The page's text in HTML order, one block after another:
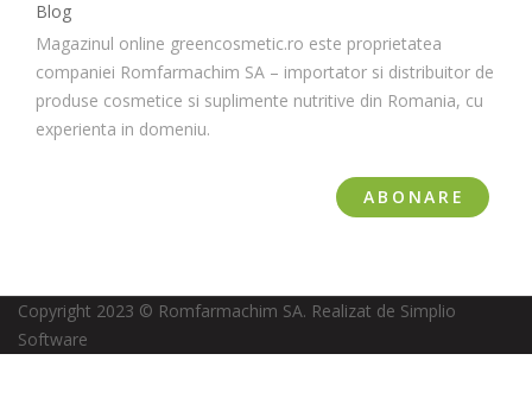
Blog
Magazinul online greencosmetic.ro este proprietatea
companiei Romfarmachim SA – importator si distribuitor de
produse cosmetice si suplimente nutritive din Romania, cu
experienta in domeniu.
ABONARE
Copyright 2023 © Romfarmachim SA. Realizat de Simplio
Software